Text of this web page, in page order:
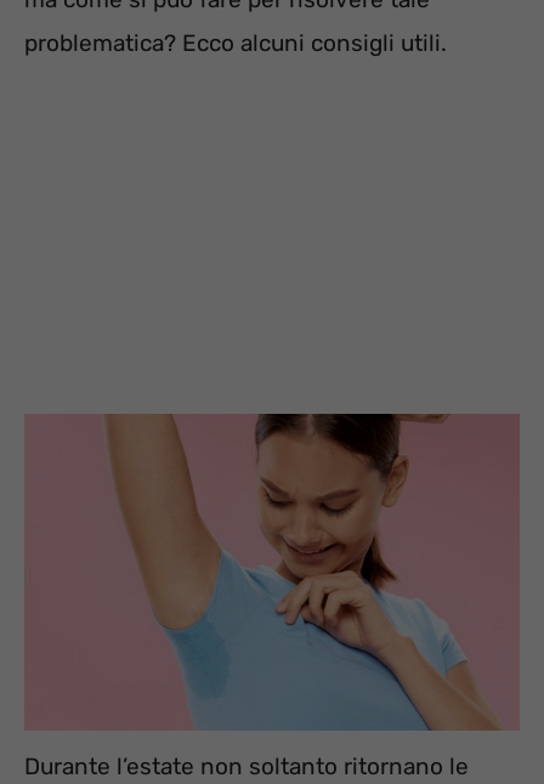
problematica? Ecco alcuni consigli utili.
Durante l’estate non soltanto ritornano le